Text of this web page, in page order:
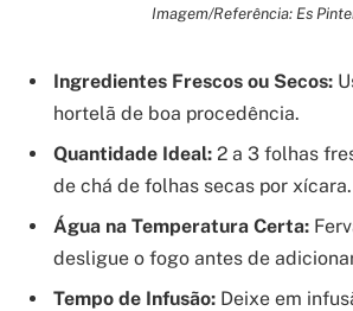
Imagem/Referência: Es
Ingredientes Frescos ou Secos:
hortelã de boa procedência.
Quantidade Ideal: 2 a 3 folhas
de chá de folhas secas por xícara.
Água na Temperatura Certa:
desligue o fogo antes de
Tempo de Infusão: Deixe em